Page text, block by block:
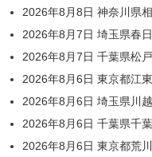
2026年8月8日 神奈川県
2026年8月7日 埼玉県春
2026年8月7日 千葉県松
2026年8月6日 東京都江
2026年8月6日 埼玉県川
2026年8月6日 千葉県千
2026年8月6日 東京都荒